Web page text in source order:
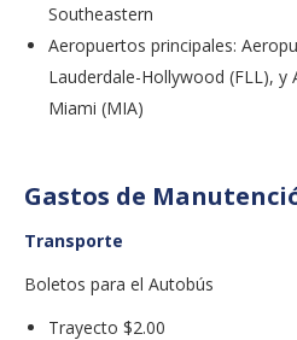
Southeastern
Aeropuertos principales:
Lauderdale-Hollywood (FLL),
Miami (MIA)
Gastos de
Transporte
Boletos para el Autobús
Trayecto $2.00